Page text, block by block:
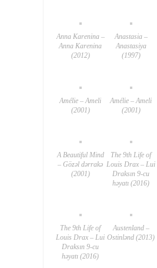
Anna Karenina –
Anna Karenina
(2012)
Anastasia –
Anastasiya
(1997)
Amélie – Ameli
(2001)
Amélie – Ameli
(2001)
A Beautiful Mind
– Gözəl dərrakə
(2001)
The 9th Life of
Louis Drax – Lui
Draksın 9-cu
həyatı (2016)
The 9th Life of
Louis Drax – Lui
Draksın 9-cu
həyatı (2016)
Austenland –
Ostinlənd (2013)